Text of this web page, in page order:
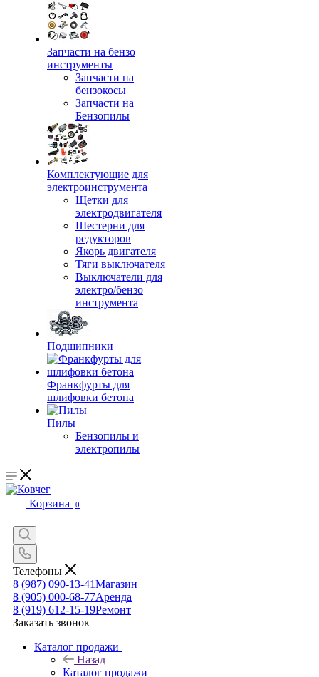
Запчасти на бензо
инструменты
Запчасти на
бензокосы
Запчасти на
Бензопилы
Комплектующие для
электроинструмента
Щетки для
электродвигателя
Шестерни для
редукторов
Якорь двигателя
Тяги выключателя
Выключатели для
электро/бензо
инструмента
Подшипники
Франкфурты для
шлифовки бетона
Пилы
Бензопилы и
электропилы
Корзина 0
Телефоны
8 (987) 090-13-41Магазин
8 (905) 000-68-77Аренда
8 (919) 612-15-19Ремонт
Заказать звонок
Каталог продажи
Назад
Каталог продажи